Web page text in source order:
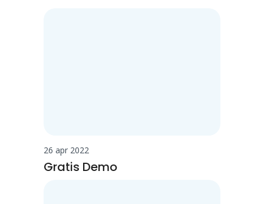
26 apr 2022
Gratis Demo